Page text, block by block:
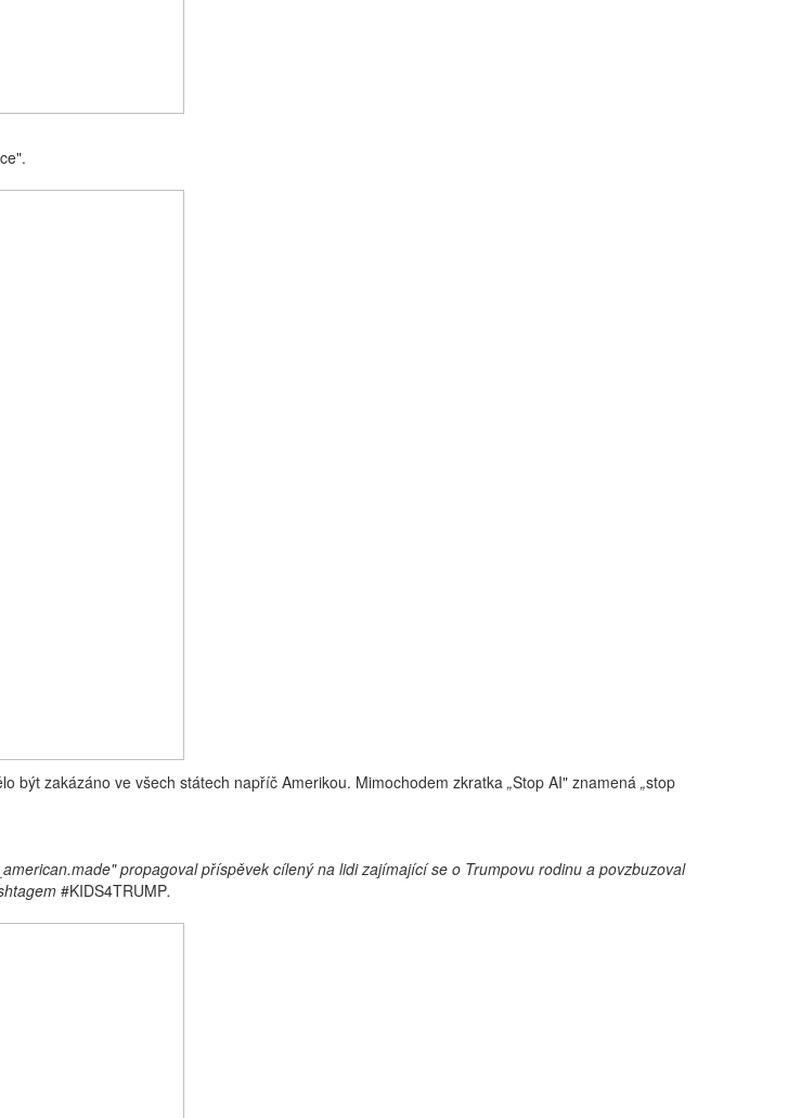
být zakázáno ve všech státech napříč Amerikou. Mimochodem zkratka „Stop AI" znamená „stop
propagoval příspěvek cílený na lidi zajímající se o Trumpovu rodinu a povzbuzoval
#KIDS4TRUMP.